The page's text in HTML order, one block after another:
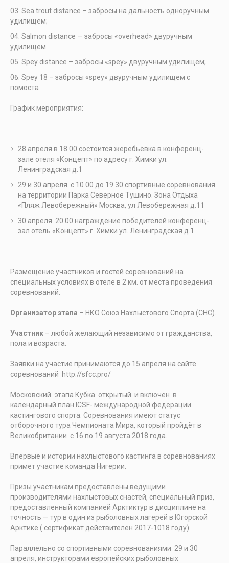
Sea trout distance – забросы на дальность одноручным
удилищем;
Salmon distance — забросы «overhead» двуручным
удилищем
Spey distance – забросы «spey» двуручным удилищем;
Spey 18 – забросы «spey» двуручным удилищем с
помоста
График мероприятия:
28 апреля в 18.00 состоится жеребьёвка в конференц-
зале отеля «Концепт» по адресу г. Химки ул.
Ленинградская д.1
29 и 30 апреля с 10.00 до 19.30 спортивные соревнования
на территории Парка Северное Тушино. Зона Отдыха
«Пляж Левобережный» Москва, ул Левобережная д.11
30 апреля 20.00 награждение победителей конференц-
зал отель «Концепт» г. Химки ул. Ленинградская д.1
Размещение участников и гостей соревнований на
специальных условиях в отеле в 2 км. от места проведения
соревнований.
Организатор этапа – НКО Союз Нахлыстового Спорта (СНС).
Участник – любой желающий независимо от гражданства,
пола и возраста.
Заявки на участие принимаются до 15 апреля на сайте
соревнований http://sfcc.pro/
Московский этапа Кубка открытый и включен в
календарный план ICSF- международной федерации
кастингового спорта. Соревнования имеют статус
отборочного тура Чемпионата Мира, который пройдёт в
Великобритании с 16 по 19 августа 2018 года.
Впервые и истории нахлыстового кастинга в соревнованиях
примет участие команда Нигерии.
Призы участникам предоставлены ведущими
производителями нахлыстовых снастей, специальный приз,
предоставленный компанией Арктиктур в дисциплине на
точность — тур в один из рыболовных лагерей в Югорской
Арктике ( сертификат действителен 2017-1018 году).
Параллельно со спортивными соревнованиями 29 и 30
апреля, инструкторами европейских рыболовных